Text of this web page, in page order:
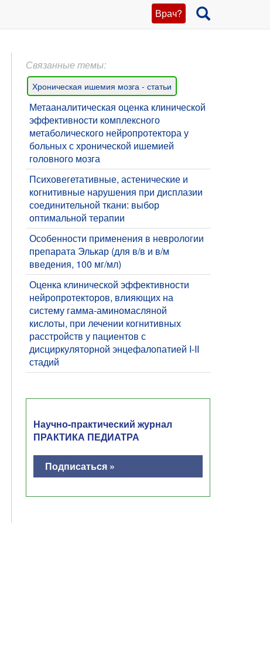
Врач?
Связанные темы:
Хроническая ишемия мозга - статьи
​Метааналитическая оценка клинической
эффективности комплексного
метаболического нейропротектора у
больных с хронической ишемией
головного мозга
Психовегетативные, астенические и
когнитивные нарушения при дисплазии
соединительной ткани: выбор
оптимальной терапии
Особенности применения в неврологии
препарата Элькар (для в/в и в/м
введения, 100 мг/мл)
Оценка клинической эффективности
нейропротекторов, влияющих на
систему гамма-аминомасляной
кислоты, при лечении когнитивных
расстройств у пациентов с
дисциркуляторной энцефалопатией I-II
стадий
Научно-практический журнал
ПРАКТИКА ПЕДИАТРА
Подписаться »